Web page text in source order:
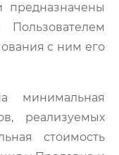
предназначены
с ним его
минимальная
реализуемых
стоимость